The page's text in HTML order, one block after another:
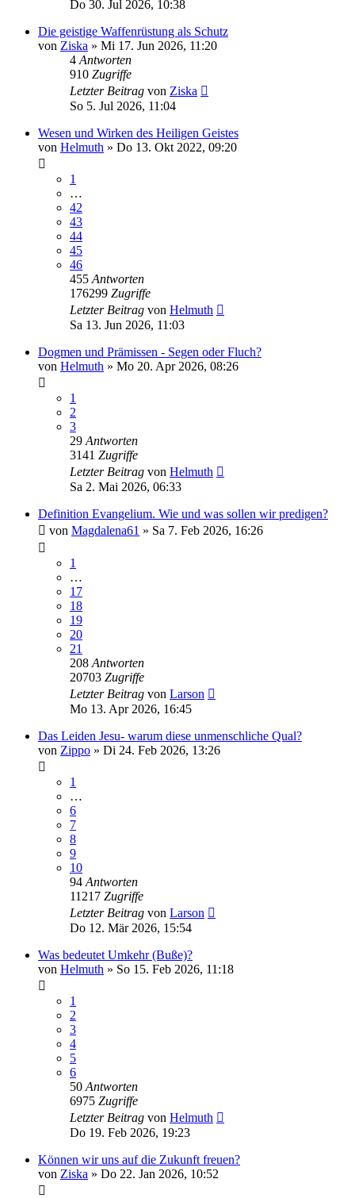
Do 30. Jul 2026, 10:38
Die geistige Waffenrüstung als Schutz
von Ziska » Mi 17. Jun 2026, 11:20
4 Antworten
910 Zugriffe
Letzter Beitrag von Ziska
So 5. Jul 2026, 11:04
Wesen und Wirken des Heiligen Geistes
von Helmuth » Do 13. Okt 2022, 09:20
1
…
42
43
44
45
46
455 Antworten
176299 Zugriffe
Letzter Beitrag von Helmuth
Sa 13. Jun 2026, 11:03
Dogmen und Prämissen - Segen oder Fluch?
von Helmuth » Mo 20. Apr 2026, 08:26
1
2
3
29 Antworten
3141 Zugriffe
Letzter Beitrag von Helmuth
Sa 2. Mai 2026, 06:33
Definition Evangelium. Wie und was sollen wir predigen?
von Magdalena61 » Sa 7. Feb 2026, 16:26
1
…
17
18
19
20
21
208 Antworten
20703 Zugriffe
Letzter Beitrag von Larson
Mo 13. Apr 2026, 16:45
Das Leiden Jesu- warum diese unmenschliche Qual?
von Zippo » Di 24. Feb 2026, 13:26
1
…
6
7
8
9
10
94 Antworten
11217 Zugriffe
Letzter Beitrag von Larson
Do 12. Mär 2026, 15:54
Was bedeutet Umkehr (Buße)?
von Helmuth » So 15. Feb 2026, 11:18
1
2
3
4
5
6
50 Antworten
6975 Zugriffe
Letzter Beitrag von Helmuth
Do 19. Feb 2026, 19:23
Können wir uns auf die Zukunft freuen?
von Ziska » Do 22. Jan 2026, 10:52